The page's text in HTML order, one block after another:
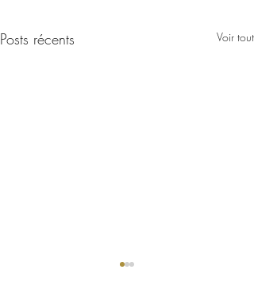
Posts récents Voir tout